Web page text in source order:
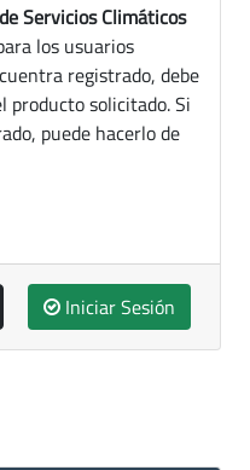
Servicios Climáticos
los usuarios
registrado, debe
producto solicitado. Si
puede hacerlo de
Iniciar Sesión